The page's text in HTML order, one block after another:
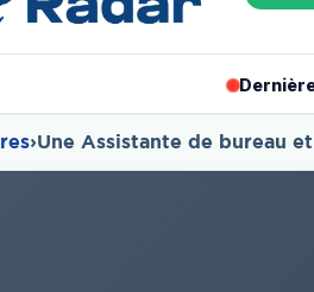
›Une Assistante de bureau